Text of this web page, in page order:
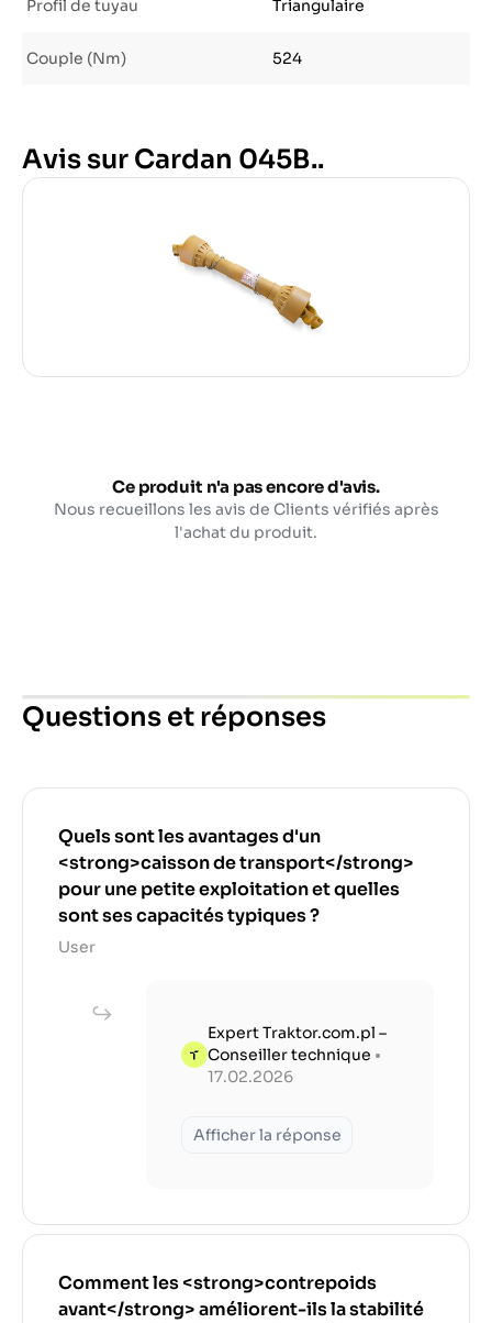
Profil de tuyau Triangulaire
Couple (Nm) 524
Avis sur Cardan 045B..
Ce produit n'a pas encore d'avis.
Nous recueillons les avis de Clients vérifiés après
l'achat du produit.
Questions et réponses
Quels sont les avantages d'un
<strong>caisson de transport</strong>
pour une petite exploitation et quelles
sont ses capacités typiques ?
User
Expert Traktor.com.pl –
Conseiller technique •
17.02.2026
Afficher la réponse
Comment les <strong>contrepoids
avant</strong> améliorent-ils la stabilité